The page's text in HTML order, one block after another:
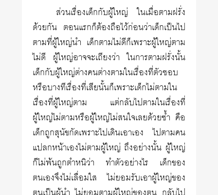
ส่วนเรื่องเด็กกับผู้ใหญ่ ในเมื่อตามฝรั่ง
ด้วยกัน ตอนแรกก็ต้องถือไว้ก่อนว่าเด็กเป็นไป
ตามที่ผู้ใหญ่นำ เด็กตามไม่ดีก็เพราะผู้ใหญ่ตาม
ไม่ดี ผู้ใหญ่อาจจะเถียงว่า ในการตามฝรั่งนั้น
เด็กกับผู้ใหญ่ต่างคนต่างตามในเรื่องที่ตัวชอบ
หรือบางทีเรื่องที่เสียนั้นก็เพราะเด็กไม่ตามใน
เรื่องที่ผู้ใหญ่ตาม แต่กลับไปตามในเรื่องที่
ผู้ใหญ่ไม่ตามหรือผู้ใหญ่ไม่สนใจเลยด้วยซ้ำ คือ
เด็กถูกสุนัขกัดเพราะไปเดินเอาเอง ไปตามคน
แปลกหน้าเองไม่ตามผู้ใหญ่ ถึงอย่างนั้น ผู้ใหญ่
ก็ไม่พ้นถูกตำหนิว่า ทำตัวอย่างไร เด็กของ
ตนเองจึงไม่เลื่อมใส ไม่ยอมรับเอาผู้ใหญ่ของ